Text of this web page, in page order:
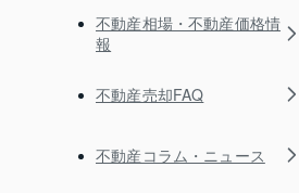
不動産相場・不動産価格情
報
不動産売却FAQ
不動産コラム・ニュース